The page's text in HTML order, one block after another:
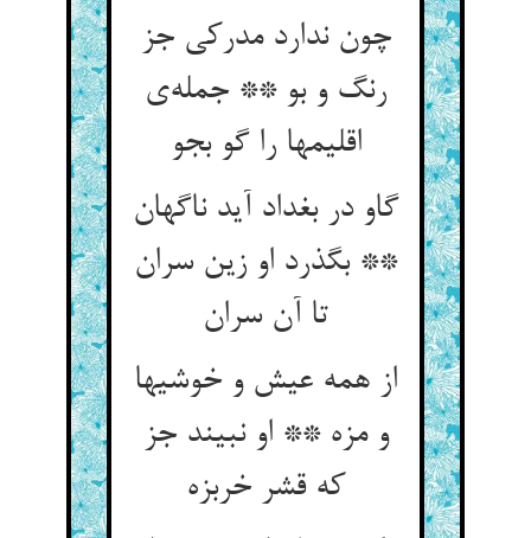
چون ندارد مدرکی جز
رنگ و بو ** جمله‌ی
اقلیمها را گو بجو
گاو در بغداد آید ناگهان
** بگذرد او زین سران
تا آن سران
از همه عیش و خوشیها
و مزه ** او نبیند جز
که قشر خربزه